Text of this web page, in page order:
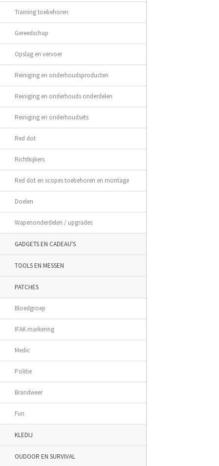
Training toebehoren
Gereedschap
Opslag en vervoer
Reiniging en onderhoudsproducten
Reiniging en onderhouds onderdelen
Reiniging en onderhoudsets
Red dot
Richtkijkers
Red dot en scopes toebehoren en montage
Doelen
Wapenonderdelen / upgrades
GADGETS EN CADEAU'S
TOOLS EN MESSEN
PATCHES
Bloedgroep
IFAK markering
Medic
Politie
Brandweer
Fun
KLEDIJ
OUDOOR EN SURVIVAL